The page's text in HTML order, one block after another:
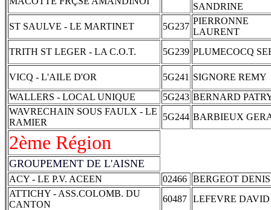
SANDRINE
ST SAULVE - LE MARTINET
5G237
PIERRONNE
LAURENT
TRITH ST LEGER - LA C.O.T.
5G239 PLUMECOCQ
VICQ - L'AILE D'OR 5G241 SIGNORE REMY
WALLERS - LOCAL UNIQUE
5G243 BERNARD
WAVRECHAIN SOUS FAULX - LE
RAMIER
5G244 BARBIEUX
2ème Région
GROUPEMENT DE L'AISNE
ACY - LE P.V. ACEEN 02466 BERGEOT DENIS
ATTICHY - ASS.COLOMB. DU
CANTON
60487 LEFEVRE DAVID